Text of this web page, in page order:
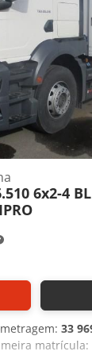
6x2-4 BL
33
matrícula: